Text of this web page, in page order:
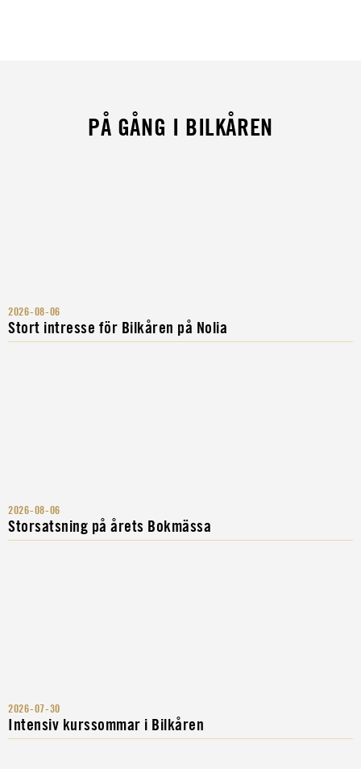
PÅ GÅNG I BILKÅREN
2026-08-06
Stort intresse för Bilkåren på Nolia
2026-08-06
Storsatsning på årets Bokmässa
2026-07-30
Intensiv kurssommar i Bilkåren